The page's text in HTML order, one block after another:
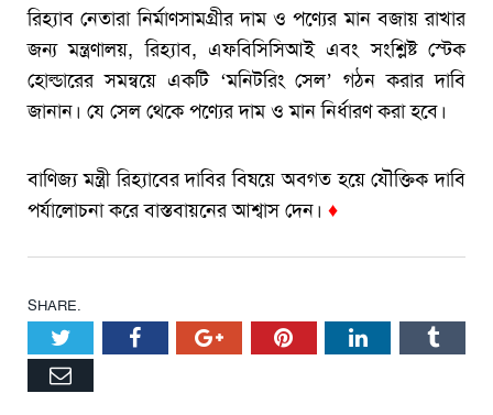
রিহ্যাব নেতারা নির্মাণসামগ্রীর দাম ও পণ্যের মান বজায় রাখার
জন্য মন্ত্রণালয়, রিহ্যাব, এফবিসিসিআই এবং সংশ্লিষ্ট স্টেক
হোল্ডারের সমন্বয়ে একটি ‘মনিটরিং সেল’ গঠন করার দাবি
জানান। যে সেল থেকে পণ্যের দাম ও মান নির্ধারণ করা হবে।
বাণিজ্য মন্ত্রী রিহ্যাবের দাবির বিষয়ে অবগত হয়ে যৌক্তিক দাবি
পর্যালোচনা করে বাস্তবায়নের আশ্বাস দেন। ♦
SHARE.
Twitter FacebookGoogle+PinterestLinkedIn
Email